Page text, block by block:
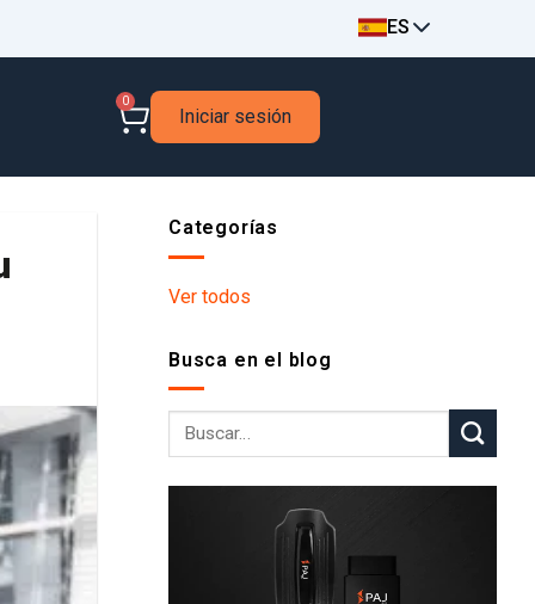
ES
0
Iniciar sesión
Categorías
Ver todos
Busca en el blog